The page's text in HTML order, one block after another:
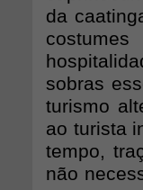
da
sobras
turismo
ao turista
tempo,
não